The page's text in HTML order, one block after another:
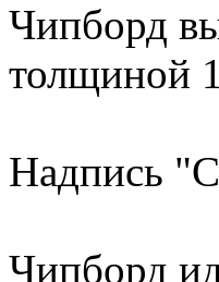
Чипборд
толщиной
Надпись
Чипборд